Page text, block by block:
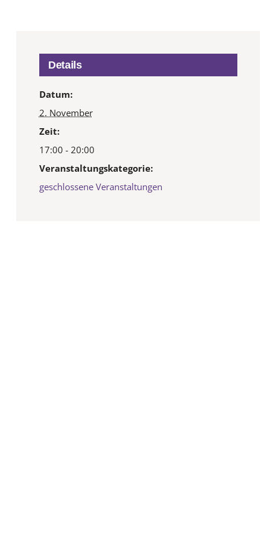
Details
Datum:
2. November
Zeit:
17:00 - 20:00
Veranstaltungskategorie:
geschlossene Veranstaltungen